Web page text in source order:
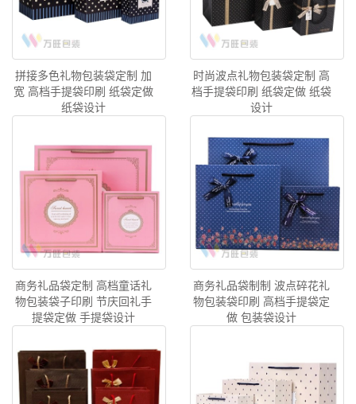
拼接多色礼物包装袋定制 加
宽 高档手提袋印刷 纸袋定做
纸袋设计
时尚波点礼物包装袋定制 高
档手提袋印刷 纸袋定做 纸袋
设计
商务礼品袋定制 高档童话礼
物包装袋子印刷 节庆回礼手
提袋定做 手提袋设计
商务礼品袋制制 波点碎花礼
物包装袋印刷 高档手提袋定
做 包装袋设计